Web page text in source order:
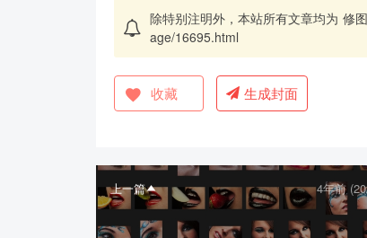
除特别注明外，本站所有文章均为 修
age/16695.html
收藏 生成封面
上一篇 4年前